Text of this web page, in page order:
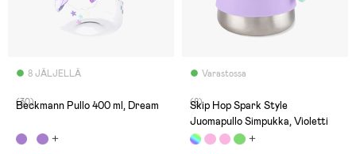
8 JÄLJELLÄ
(30)
Beckmann Pullo 400 ml, Dream
Varastossa
(8)
Skip Hop Spark Style
Juomapullo Simpukka, Violetti